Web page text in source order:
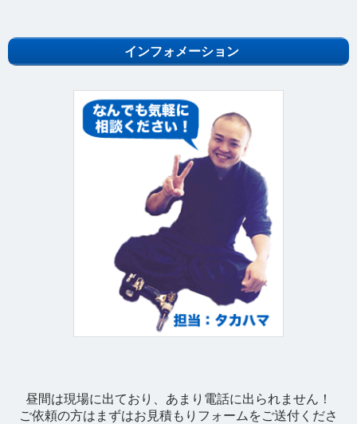
インフォメーション
昼間は現場に出ており、あまり電話に出られません！
ご依頼の方はまずはお見積もりフォームをご送付くださ